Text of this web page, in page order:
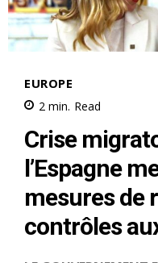
In "Moyen-Orient"
reconnaissance de l’État
palestinien à l’ONU
21 September 2025